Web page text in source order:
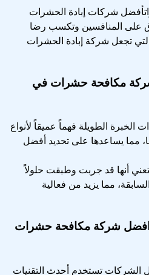
شركات إبادة الحشرات
على المنافسين وتكسب رضا
تجعل شركة إبادة الحشرات
مكافحة حشرات في
الخبرة الطويلة فهماً عميقاً لأنواع
مما يساعدها على تحديد أفضل
تعني أنها قد جربت وطبقت حلولاً
مما يزيد من فعالية
شركة مكافحة حشرات
الشركات تستخدم أحدث التقنيات